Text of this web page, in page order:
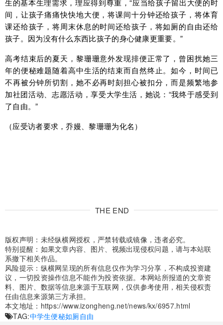
生的基本生理需求，理应得到尊重，“应当给孩子留出大便的时
间，让孩子痛痛快快地大便，将课间十分钟还给孩子，将体育
课还给孩子，将周末休息的时间还给孩子，将如厕的自由还给
孩子。因为没有什么东西比孩子的身心健康更重要。”
高考结束后的夏天，黎珊珊意外发现排便正常了，曾困扰她三
年的便秘难题随着高中生活的结束而自然终止。如今，时间已
不再被分钟所切割，她不必再时刻担心被扣分，而是频繁地参
加社团活动、志愿活动，享受大学生活，她说：“我终于感受到
了自由。”
（应受访者要求，乔嫚、黎珊珊为化名）
THE END
版权声明：未经纵横网授权，严禁转载或镜像，违者必究。
特别提醒：如果文章内容、图片、视频出现侵权问题，请与本站联
系撤下相关作品。
风险提示：纵横网呈现的所有信息仅作为学习分享，不构成投资建
议，一切投资操作信息不能作为投资依据。本网站所报道的文章资
料、图片、数据等信息来源于互联网，仅供参考使用，相关侵权责
任由信息来源第三方承担。
本文地址： https://www.izongheng.net/news/kx/6957.html
TAG:中学生便秘如厕自由